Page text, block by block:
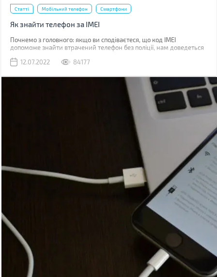
Статті Мобільний телефон Смартфони
Як знайти телефон за IMEI
Почнемо з головного: якщо ви сподіваєтеся, що код IMEI
допоможе знайти втрачений телефон без поліції, нам доведеться
допоможе абсолютно. Якщо його вкрали, IMEI слід повідомити
12.07.2022 84177